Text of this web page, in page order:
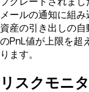
メールの通知に組
資産の引き出しの
のPnL値が上限を超
ります。
リスクモニ